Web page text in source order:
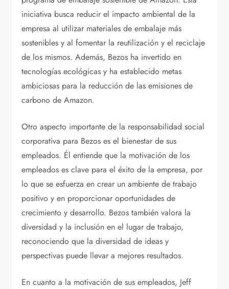
iniciativa busca reducir el impacto ambiental de la
empresa al utilizar materiales de embalaje más
sostenibles y al fomentar la reutilización y el reciclaje
de los mismos. Además, Bezos ha invertido en
tecnologías ecológicas y ha establecido metas
ambiciosas para la reducción de las emisiones de
carbono de Amazon.
Otro aspecto importante de la responsabilidad social
corporativa para Bezos es el bienestar de sus
empleados. Él entiende que la motivación de los
empleados es clave para el éxito de la empresa, por
lo que se esfuerza en crear un ambiente de trabajo
positivo y en proporcionar oportunidades de
crecimiento y desarrollo. Bezos también valora la
diversidad y la inclusión en el lugar de trabajo,
reconociendo que la diversidad de ideas y
perspectivas puede llevar a mejores resultados.
En cuanto a la motivación de sus empleados, Jeff